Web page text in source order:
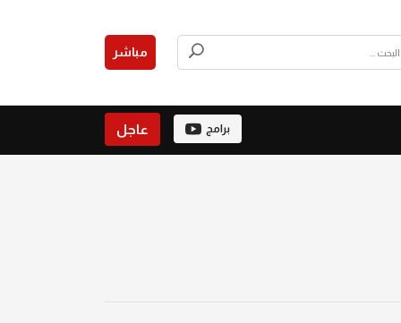
مباشر
برامج عاجل